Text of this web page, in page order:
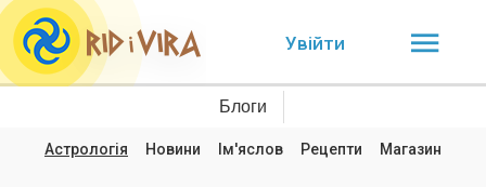
Увійти
Блоги
Астрологія Новини Ім'яслов Рецепти Магазин